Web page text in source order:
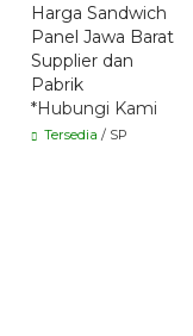
Harga Sandwich
Panel Jawa Barat
Supplier dan
Pabrik
*Hubungi Kami
Tersedia / SP